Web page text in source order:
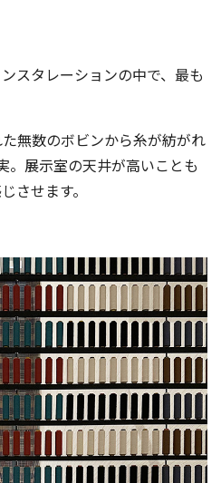
スタレーションの中で、最も
無数のボビンから糸が紡がれ
。展示室の天井が高いことも
させます。